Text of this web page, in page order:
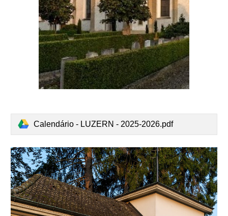
Calendário - LUZERN - 2025-2026.pdf